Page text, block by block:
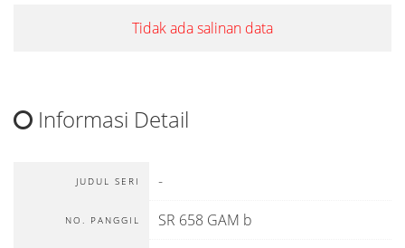
Tidak ada salinan data
Informasi Detail
JUDUL SERI -
NO. PANGGIL SR 658 GAM b